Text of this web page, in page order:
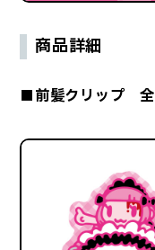
商品詳細
■前髪クリップ